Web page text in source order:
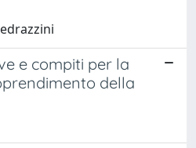
e compiti per la
della